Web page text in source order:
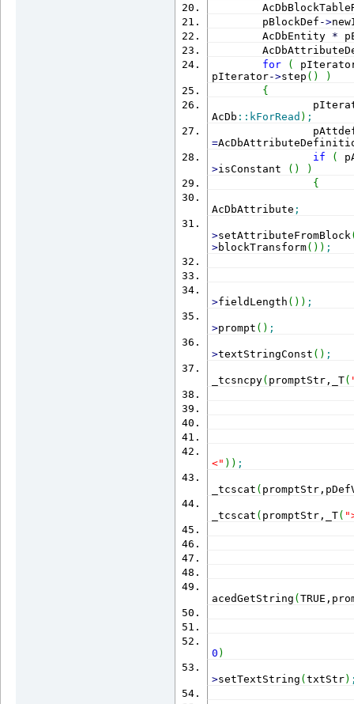
pBlockDef ->
AcDbEntity *
for
(
pIterator->step ( )
)
{
AcDb :: kForRead ) ;
=
if
(
>isConstant ( )
)
{
AcDbAttribute ;
>setAttributeFromBlock
>blockTransform( ) ) ;
>fieldLength ( ) ) ;
>prompt ( ) ;
>textStringConst ( ) ;
_tcsncpy( promptStr,_T(
<" ) ) ;
_tcscat (
_tcscat ( promptStr,_T(
acedGetString (
0 )
>setTextString (txtStr)